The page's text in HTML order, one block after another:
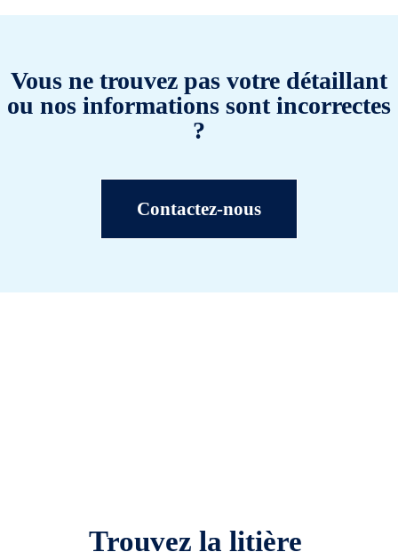
Vous ne trouvez pas votre détaillant
ou nos informations sont incorrectes
?
Contactez-nous
Trouvez la litière